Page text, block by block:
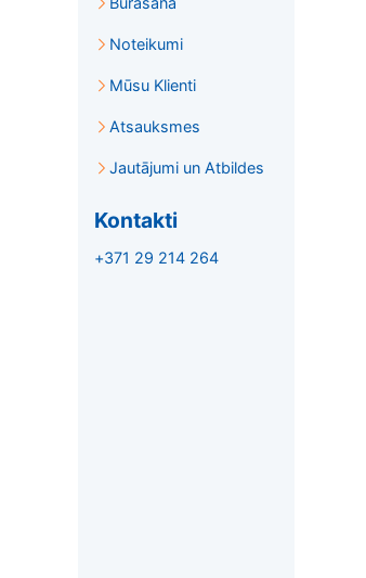
Noteikumi
Mūsu Klienti
Atsauksmes
Jautājumi un Atbildes
Kontakti
+371 29 214 264